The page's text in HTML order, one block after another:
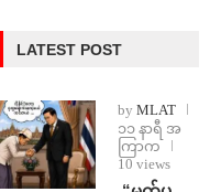
LATEST POST
by MLAT
၁၁ နာရီ အ
ကြာက
10 views